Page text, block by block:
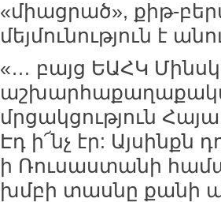
«միացրած», քիթ-
մեյմունություն է
«… բայց ԵԱՀԿ
մրցակցություն
Էդ ի՜նչ էր:
ի Ռուսաստանի
խմբի տասնը քանի